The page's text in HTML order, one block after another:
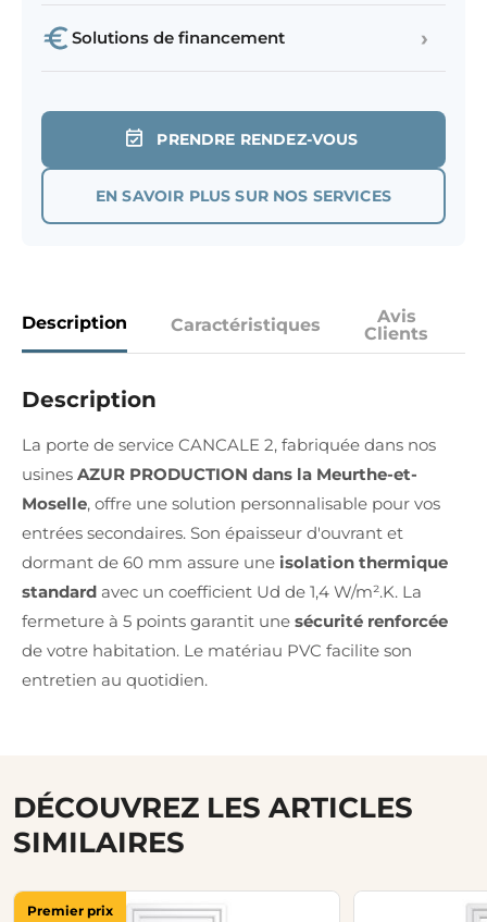
Solutions de financement ›
PRENDRE RENDEZ-VOUS
EN SAVOIR PLUS SUR NOS SERVICES
Description Caractéristiques
Avis
Clients
Description
La porte de service CANCALE 2, fabriquée dans nos
usines AZUR PRODUCTION dans la Meurthe-et-
Moselle, offre une solution personnalisable pour vos
entrées secondaires. Son épaisseur d'ouvrant et
dormant de 60 mm assure une isolation thermique
standard avec un coefficient Ud de 1,4 W/m².K. La
fermeture à 5 points garantit une sécurité renforcée
de votre habitation. Le matériau PVC facilite son
entretien au quotidien.
DÉCOUVREZ LES ARTICLES
SIMILAIRES
Premier prix